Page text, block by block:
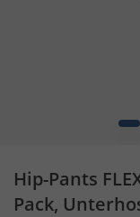
1
Hip-Pants
Pack,